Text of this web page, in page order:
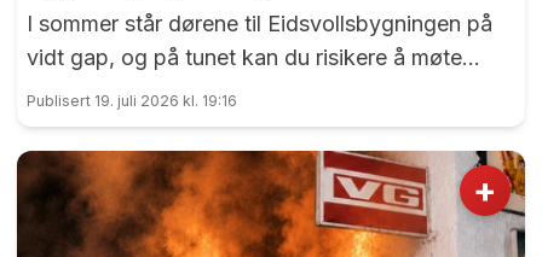
I sommer står dørene til Eidsvollsbygningen på
vidt gap, og på tunet kan du risikere å møte
blide og hjelpsomme sommervikarer som mer
enn gjerne guider deg.
Publisert 19. juli 2026 kl. 19:16
+